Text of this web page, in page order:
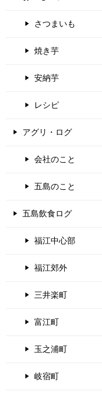
さつまいも
焼き芋
安納芋
レシピ
アグリ・ログ
会社のこと
五島のこと
五島飲食ログ
福江中心部
福江郊外
三井楽町
富江町
玉之浦町
岐宿町